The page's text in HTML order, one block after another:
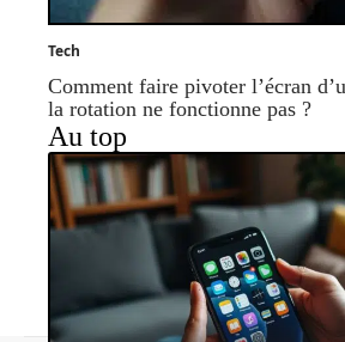
Tech
Comment faire pivoter l’écran
la rotation ne fonctionne pas ?
Au top